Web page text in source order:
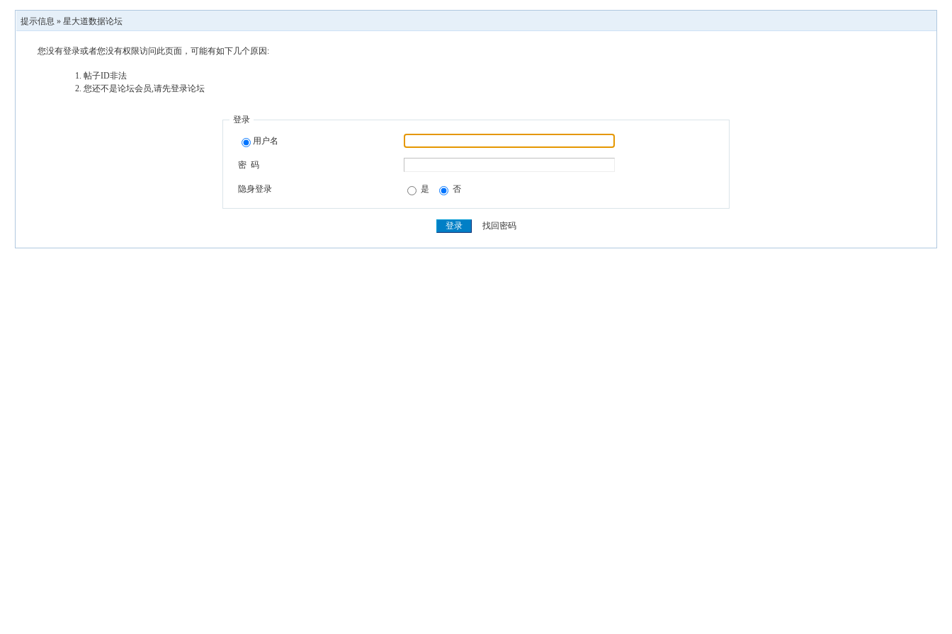
提示信息 » 星大道数据论坛
您没有登录或者您没有权限访问此页面，可能有如下几个原因:
帖子ID非法
您还不是论坛会员,请先登录论坛
登录
用户名
密 码
隐身登录 是 否
找回密码